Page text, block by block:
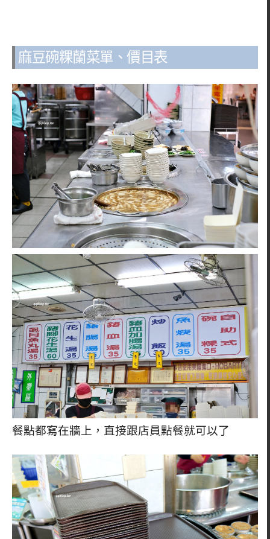
麻豆碗粿蘭菜單、價目表
餐點都寫在牆上，直接跟店員點餐就可以了